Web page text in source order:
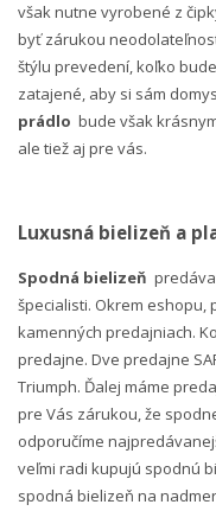
však nutne vyrobené z
byť zárukou
štýlu prevedení, koľko
zatajené, aby si sám
prádlo bude však
ale tiež aj pre vás.
Luxusná bielizeň a
Spodná bielizeň
špecialisti. Okrem eshopu,
kamenných predajniach.
predajne. Dve predajne
Triumph. Ďalej máme
pre Vás zárukou, že
odporučíme
veľmi radi kupujú spodnú
spodná bielizeň na